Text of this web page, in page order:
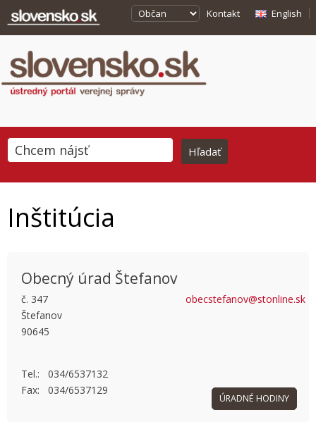
Kontakt English
Inštitúcia
This page can't load Google Maps correctly.
Obecný úrad Štefanov
č. 347
Štefanov
90645
obecstefanov@stonline.sk
Tel.: 034/6537132
Fax: 034/6537129
ÚRADNÉ HODINY